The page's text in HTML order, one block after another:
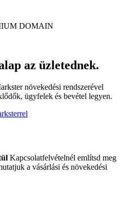
DOMAIN
az üzletednek.
növekedési rendszerével
ügyfelek és bevétel legyen.
Kapcsolatfelvételnél említsd meg
a vásárlási és növekedési